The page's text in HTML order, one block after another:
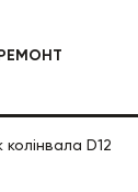
D12